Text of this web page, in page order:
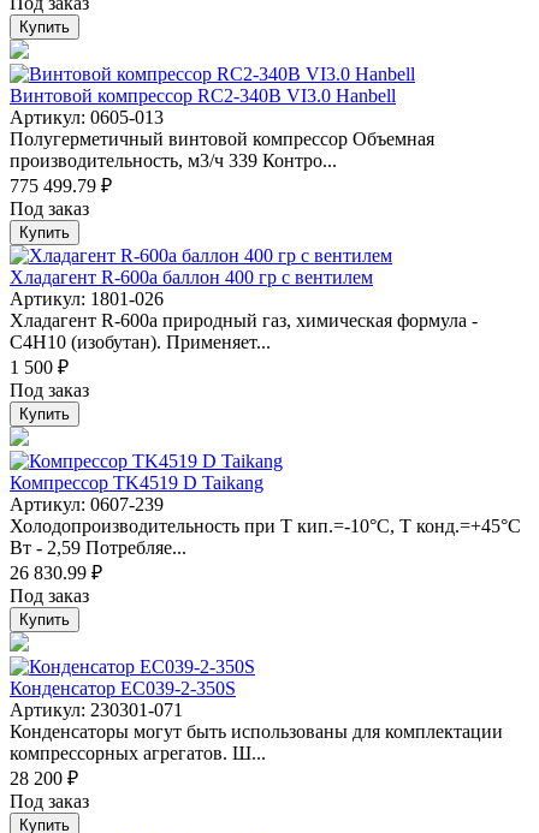
Купить
Винтовой компрессор RC2-340B VI3.0 Hanbell
Артикул: 0605-013
Полугерметичный винтовой компрессор Объемная
производительность, м3/ч 339 Контро...
775 499.79 ₽
Под заказ
Купить
Хладагент R-600а баллон 400 гр с вентилем
Артикул: 1801-026
Хладагент R-600a природный газ, химическая формула -
С4Н10 (изобутан). Применяет...
1 500 ₽
Под заказ
Купить
Компрессор TK4519 D Taikang
Артикул: 0607-239
Холодопроизводительность при Т кип.=-10°С, Т конд.=+45°С
Вт - 2,59 Потребляе...
26 830.99 ₽
Под заказ
Купить
Конденсатор EC039-2-350S
Артикул: 230301-071
Конденсаторы могут быть использованы для комплектации
компрессорных агрегатов. Ш...
28 200 ₽
Под заказ
Купить